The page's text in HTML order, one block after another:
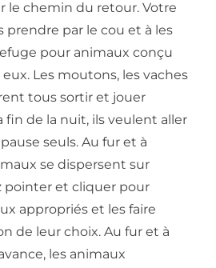
le chemin du retour. Votre
prendre par le cou et à les
pour animaux conçu
Les moutons, les vaches
tous sortir et jouer
fin de la nuit, ils veulent aller
seuls. Au fur et à
se dispersent sur
pointer et cliquer pour
appropriés et les faire
de leur choix. Au fur et à
les animaux